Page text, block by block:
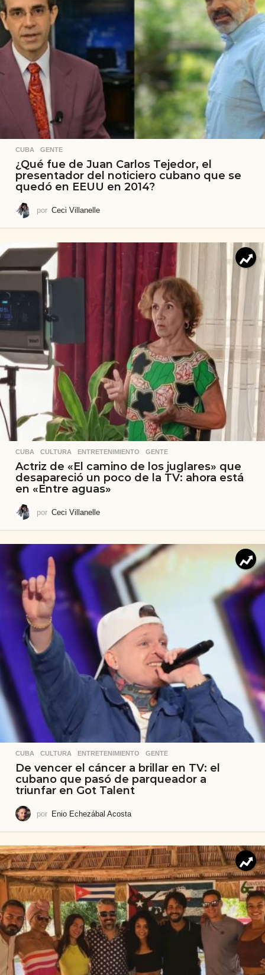
CUBA ,GENTE
¿Qué fue de Juan Carlos Tejedor, el
presentador del noticiero cubano que se
quedó en EEUU en 2014?
por Ceci Villanelle
CUBA ,CULTURA ,ENTRETENIMIENTO ,GENTE
Actriz de «El camino de los juglares» que
desapareció un poco de la TV: ahora está
en «Entre aguas»
por Ceci Villanelle
CUBA ,CULTURA ,ENTRETENIMIENTO ,GENTE
De vencer el cáncer a brillar en TV: el
cubano que pasó de parqueador a
triunfar en Got Talent
por Enio Echezábal Acosta